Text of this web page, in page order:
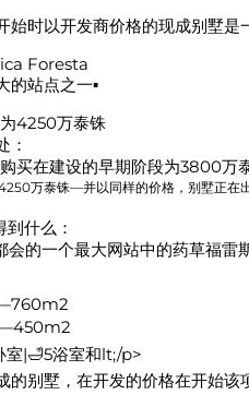
始时以开发商价格的现成别墅是
Foresta
的站点之一▪
4250万泰铢
：
买在建设的早期阶段为3800万
万泰铢—并以同样的价格，别墅正在出
到什么：
会的一个最大网站中的药草福雷
|🛁5浴室和lt;/p>
的别墅，在开发的价格在开始该